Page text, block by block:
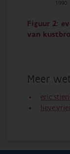
1990
Figuur 2:
van
Meer